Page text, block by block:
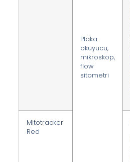
Plaka
okuyucu,
mikroskop,
flow
sitometri
Mitotracker
Red